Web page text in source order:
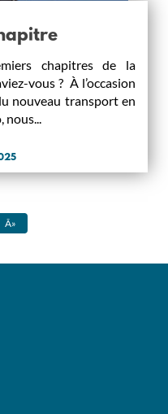
chapitres de la
vous ? À l’occasion
nouveau transport en
nous...
Â»